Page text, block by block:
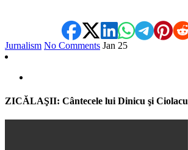
Jurnalism No Comments Jan 25
ZICĂLAŞII: Cântecele lui Dinicu şi Ciolacu